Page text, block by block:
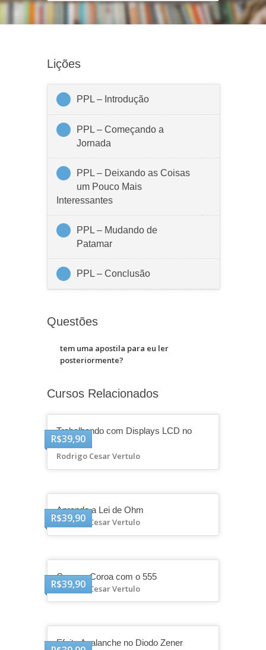
Lições
PPL – Introdução
PPL – Começando a
Jornada
PPL – Deixando as Coisas
um Pouco Mais
Interessantes
PPL – Mudando de
Patamar
PPL – Conclusão
Questões
tem uma apostila para eu ler
posteriormente?
Cursos Relacionados
R$39,90
Trabalhando com Displays LCD no
Arduino
Rodrigo Cesar Vertulo
R$39,90
Aprenda a Lei de Ohm
Rodrigo Cesar Vertulo
R$39,90
Cara ou Coroa com o 555
Rodrigo Cesar Vertulo
Efeito Avalanche no Diodo Zener